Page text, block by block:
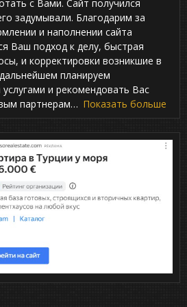
с Вами. Сайт получился
задумывали. Благодарим за
и наполнении сайта
Ваш подход к делу, быстрая
и корректировки возникшие в
планируем
и рекомендовать Вас
партнерам
Показать больше